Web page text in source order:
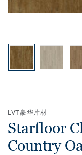
LVT豪华片材
Starfloor
Country